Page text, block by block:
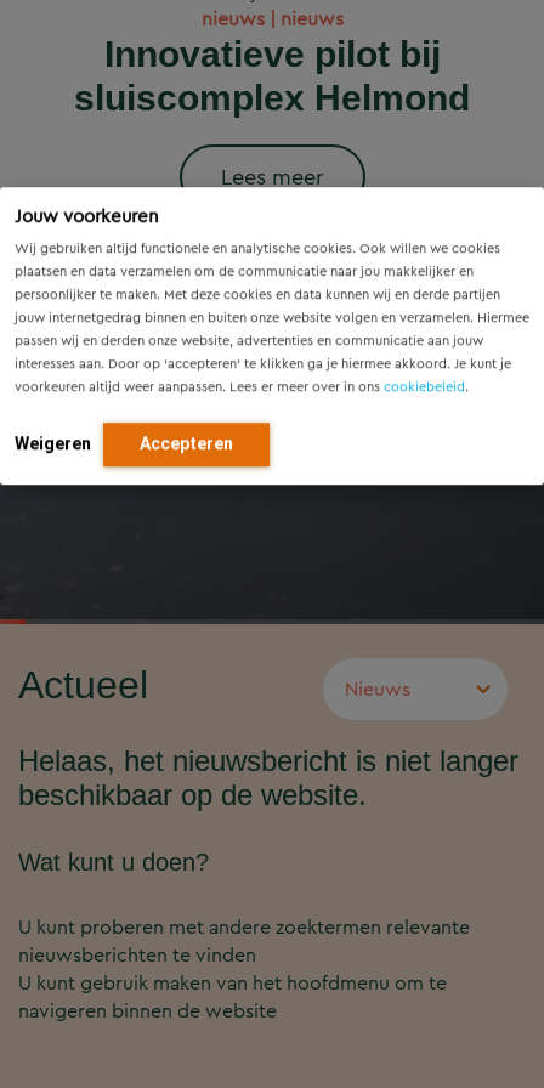
Jouw voorkeuren
Wij gebruiken altijd functionele en analytische cookies. Ook willen we cookies
plaatsen en data verzamelen om de communicatie naar jou makkelijker en
persoonlijker te maken. Met deze cookies en data kunnen wij en derde partijen
jouw internetgedrag binnen en buiten onze website volgen en verzamelen. Hiermee
passen wij en derden onze website, advertenties en communicatie aan jouw
interesses aan. Door op ‘accepteren’ te klikken ga je hiermee akkoord. Je kunt je
voorkeuren altijd weer aanpassen. Lees er meer over in ons cookiebeleid.
Weigeren Accepteren
woningbouwprojecten
krijgen straks
voorrang op het
stroomnet?
Lees meer
nieuws | nieuws
Innovatieve pilot bij
sluiscomplex Helmond
Lees meer
Slim onderzoek
voorkomt onnodige
vervanging van
Eindhovense tunnel
Voorzieningenscan
Drenthe: inzicht voor
vandaag, richting voor
morgen
Wet versterking regie
volkshuisvesting in
werking: wat betekent
dit voor gemeenten?
Actueel
Helaas, het nieuwsbericht is niet langer
beschikbaar op de website.
Wat kunt u doen?
U kunt proberen met andere zoektermen relevante
nieuwsberichten te vinden
U kunt gebruik maken van het hoofdmenu om te
navigeren binnen de website